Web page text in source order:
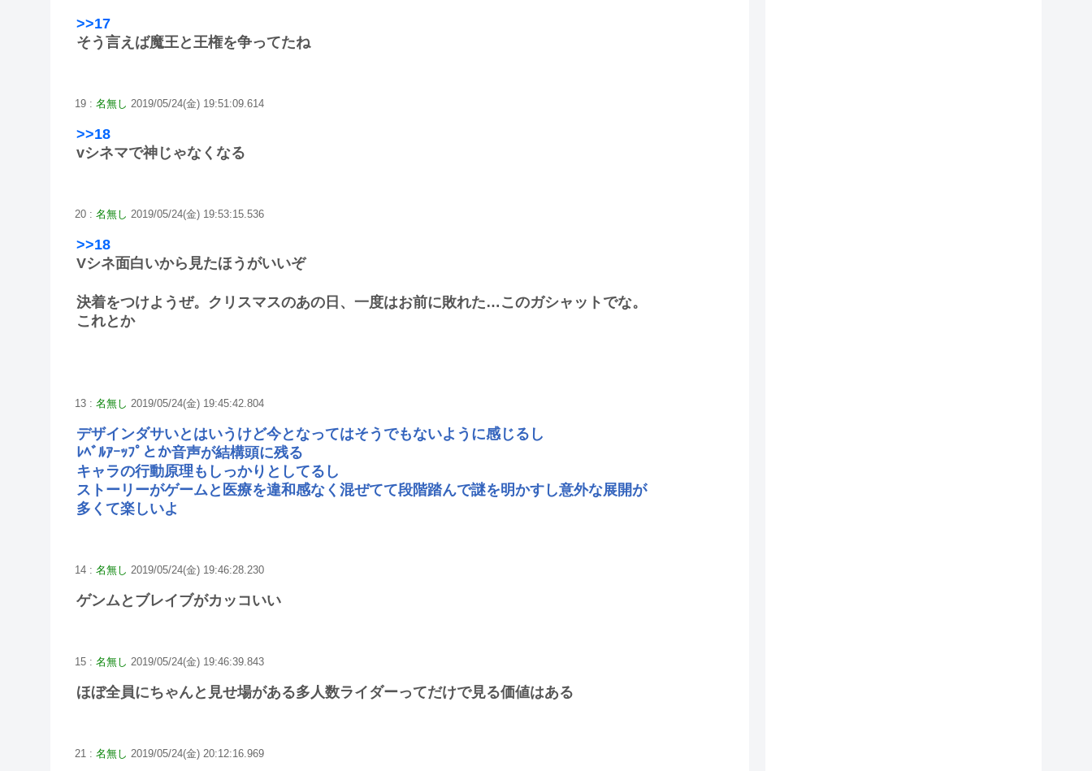
>>17
そう言えば魔王と王権を争ってたね
19 : 名無し 2019/05/24(金) 19:51:09.614
>>18
vシネマで神じゃなくなる
20 : 名無し 2019/05/24(金) 19:53:15.536
>>18
Vシネ面白いから見たほうがいいぞ
決着をつけようぜ。クリスマスのあの日、一度はお前に敗れた…このガシャットでな。
これとか
13 : 名無し 2019/05/24(金) 19:45:42.804
デザインダサいとはいうけど今となってはそうでもないように感じるし
ﾚﾍﾞﾙｱｰｯﾌﾟとか音声が結構頭に残る
キャラの行動原理もしっかりとしてるし
ストーリーがゲームと医療を違和感なく混ぜてて段階踏んで謎を明かすし意外な展開が
多くて楽しいよ
14 : 名無し 2019/05/24(金) 19:46:28.230
ゲンムとブレイブがカッコいい
15 : 名無し 2019/05/24(金) 19:46:39.843
ほぼ全員にちゃんと見せ場がある多人数ライダーってだけで見る価値はある
21 : 名無し 2019/05/24(金) 20:12:16.969